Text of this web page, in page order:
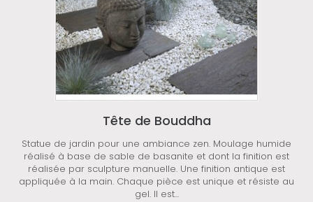
Tête de Bouddha
Statue de jardin pour une ambiance zen. Moulage humide
réalisé à base de sable de basanite et dont la finition est
réalisée par sculpture manuelle. Une finition antique est
appliquée à la main. Chaque pièce est unique et résiste au
gel. Il est...